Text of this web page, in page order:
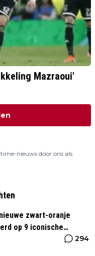
Mazraoui'
nieuws door ons als
zwart-oranje
op 9 iconische
294